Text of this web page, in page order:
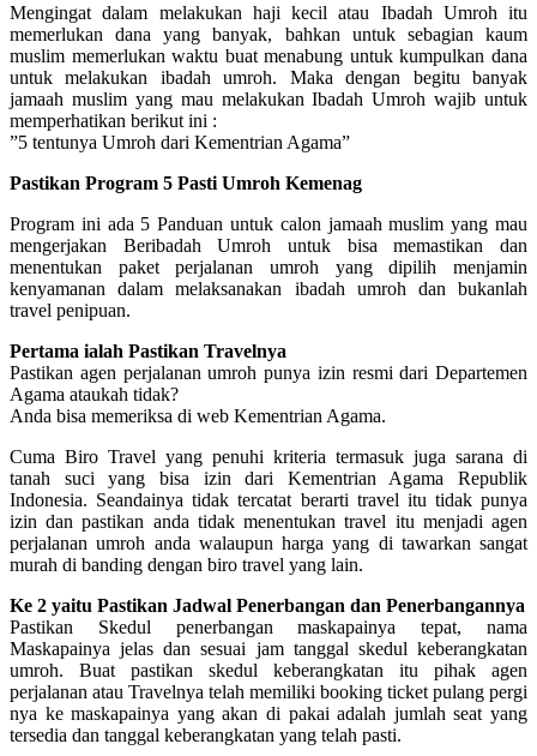
Mengingat dalam melakukan haji kecil atau Ibadah Umroh itu
memerlukan dana yang banyak, bahkan untuk sebagian kaum
muslim memerlukan waktu buat menabung untuk kumpulkan dana
untuk melakukan ibadah umroh. Maka dengan begitu banyak
jamaah muslim yang mau melakukan Ibadah Umroh wajib untuk
memperhatikan berikut ini :
”5 tentunya Umroh dari Kementrian Agama”
Pastikan Program 5 Pasti Umroh Kemenag
Program ini ada 5 Panduan untuk calon jamaah muslim yang mau
mengerjakan Beribadah Umroh untuk bisa memastikan dan
menentukan paket perjalanan umroh yang dipilih menjamin
kenyamanan dalam melaksanakan ibadah umroh dan bukanlah
travel penipuan.
Pertama ialah Pastikan Travelnya
Pastikan agen perjalanan umroh punya izin resmi dari Departemen
Agama ataukah tidak?
Anda bisa memeriksa di web Kementrian Agama.
Cuma Biro Travel yang penuhi kriteria termasuk juga sarana di
tanah suci yang bisa izin dari Kementrian Agama Republik
Indonesia. Seandainya tidak tercatat berarti travel itu tidak punya
izin dan pastikan anda tidak menentukan travel itu menjadi agen
perjalanan umroh anda walaupun harga yang di tawarkan sangat
murah di banding dengan biro travel yang lain.
Ke 2 yaitu Pastikan Jadwal Penerbangan dan Penerbangannya
Pastikan Skedul penerbangan maskapainya tepat, nama
Maskapainya jelas dan sesuai jam tanggal skedul keberangkatan
umroh. Buat pastikan skedul keberangkatan itu pihak agen
perjalanan atau Travelnya telah memiliki booking ticket pulang pergi
nya ke maskapainya yang akan di pakai adalah jumlah seat yang
tersedia dan tanggal keberangkatan yang telah pasti.